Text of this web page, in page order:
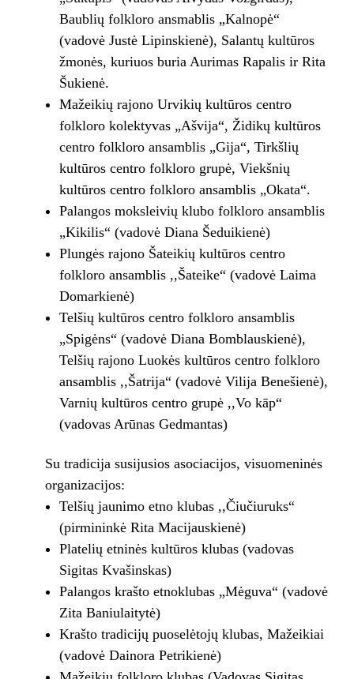
Baublių folkloro ansmablis „Kalnopė“
(vadovė Justė Lipinskienė), Salantų kultūros
žmonės, kuriuos buria Aurimas Rapalis ir Rita
Šukienė.
Mažeikių rajono Urvikių kultūros centro
folkloro kolektyvas „Ašvija“, Židikų kultūros
centro folkloro ansamblis „Gija“, Tirkšlių
kultūros centro folkloro grupė, Viekšnių
kultūros centro folkloro ansamblis „Okata“.
Palangos moksleivių klubo folkloro ansamblis
„Kikilis“ (vadovė Diana Šeduikienė)
Plungės rajono Šateikių kultūros centro
folkloro ansamblis ,,Šateike“ (vadovė Laima
Domarkienė)
Telšių kultūros centro folkloro ansamblis
„Spigėns“ (vadovė Diana Bomblauskienė),
Telšių rajono Luokės kultūros centro folkloro
ansamblis ,,Šatrija“ (vadovė Vilija Benešienė),
Varnių kultūros centro grupė ,,Vo kāp“
(vadovas Arūnas Gedmantas)
Su tradicija susijusios asociacijos, visuomeninės
organizacijos:
Telšių jaunimo etno klubas ,,Čiučiuruks“
(pirmininkė Rita Macijauskienė)
Platelių etninės kultūros klubas (vadovas
Sigitas Kvašinskas)
Palangos krašto etnoklubas „Mėguva“ (vadovė
Zita Baniulaitytė)
Krašto tradicijų puoselėtojų klubas, Mažeikiai
(vadovė Dainora Petrikienė)